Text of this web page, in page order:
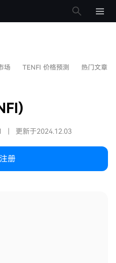
场 TENFI 价格预测 热门文章
更新于2024.12.03
册